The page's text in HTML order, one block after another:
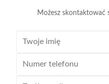
Możesz skontaktować